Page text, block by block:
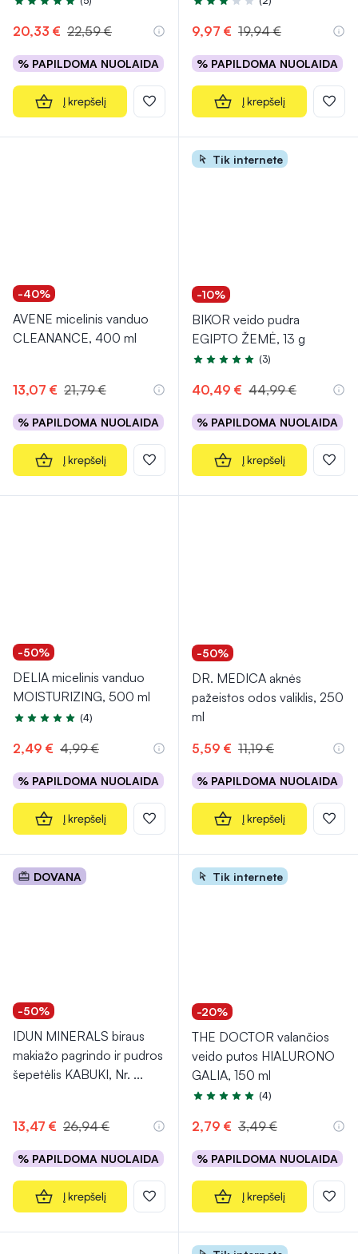
Įvertinimas 5.0 iš 5
20,33 € 22,59 €
% PAPILDOMA NUOLAIDA
Į krepšelį
Įvertinimas 3.0 iš 5
9,97 € 19,94 €
% PAPILDOMA NUOLAIDA
Į krepšelį
-40%
AVENE micelinis vanduo
CLEANANCE, 400 ml
13,07 € 21,79 €
% PAPILDOMA NUOLAIDA
Į krepšelį
Tik internete
-10%
BIKOR veido pudra
EGIPTO ŽEMĖ, 13 g
Įvertinimas 5.0 iš 5
(3)
40,49 € 44,99 €
% PAPILDOMA NUOLAIDA
Į krepšelį
-50%
DELIA micelinis vanduo
MOISTURIZING, 500 ml
Įvertinimas 5.0 iš 5
(4)
2,49 € 4,99 €
% PAPILDOMA NUOLAIDA
Į krepšelį
-50%
DR. MEDICA aknės
pažeistos odos valiklis, 250
ml
5,59 € 11,19 €
% PAPILDOMA NUOLAIDA
Į krepšelį
DOVANA
-50%
IDUN MINERALS biraus
makiažo pagrindo ir pudros
šepetėlis KABUKI, Nr. ...
13,47 € 26,94 €
% PAPILDOMA NUOLAIDA
Į krepšelį
Tik internete
-20%
THE DOCTOR valančios
veido putos HIALURONO
GALIA, 150 ml
Įvertinimas 5.0 iš 5
(4)
2,79 € 3,49 €
% PAPILDOMA NUOLAIDA
Į krepšelį